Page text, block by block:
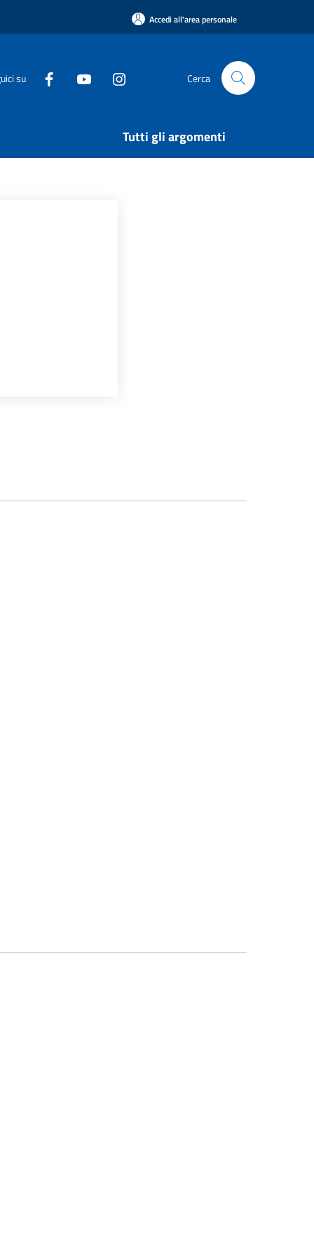
Accedi all'area personale
su Cerca
Tutti gli argomenti